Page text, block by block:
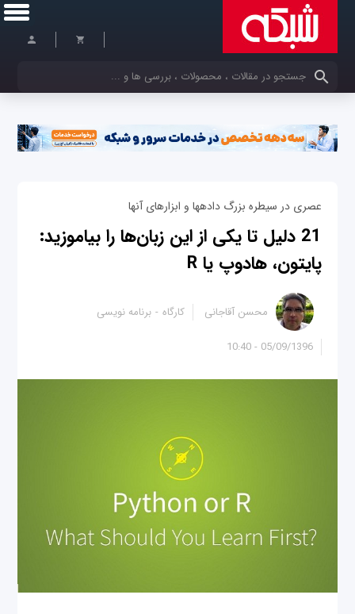
کلمات کلیدی خود را وارد کنید
عصری در سیطره بزرگ‎ داده‎ها و ابزارهای آن‎ها
21 دلیل تا یکی از این زبان‌ها را بیاموزید:
پایتون، هادوپ یا R
05/09/1396 - 10:40
محسن آقاجانی کارگاه برنامه نویسی